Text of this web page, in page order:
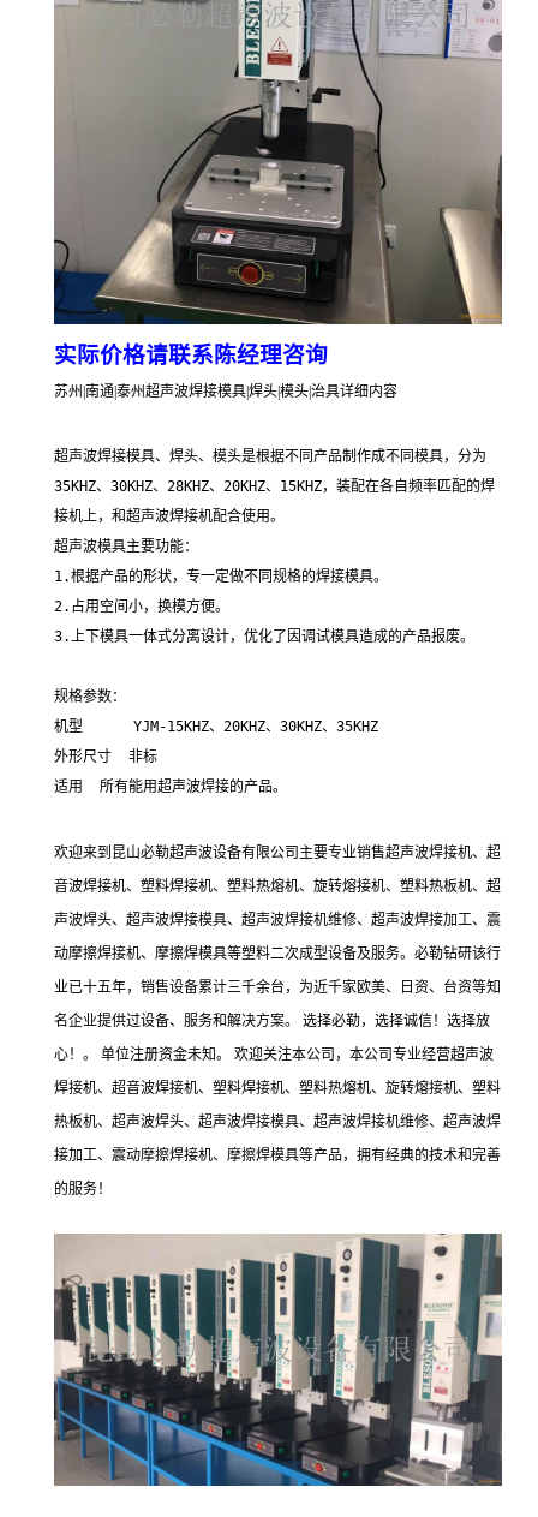
实际价格请联系陈经理咨询
苏州|南通|泰州超声波焊接模具|焊头|模头|治具详细内容
超声波焊接模具、焊头、模头是根据不同产品制作成不同模具，分为
35KHZ、30KHZ、28KHZ、20KHZ、15KHZ，装配在各自频率匹配的焊
接机上，和超声波焊接机配合使用。
超声波模具主要功能：
1.根据产品的形状，专一定做不同规格的焊接模具。
2.占用空间小，换模方便。
3.上下模具一体式分离设计，优化了因调试模具造成的产品报废。
规格参数：
机型      YJM-15KHZ、20KHZ、30KHZ、35KHZ
外形尺寸  非标
适用  所有能用超声波焊接的产品。
欢迎来到昆山必勒超声波设备有限公司主要专业销售超声波焊接机、超
音波焊接机、塑料焊接机、塑料热熔机、旋转熔接机、塑料热板机、超
声波焊头、超声波焊接模具、超声波焊接机维修、超声波焊接加工、震
动摩擦焊接机、摩擦焊模具等塑料二次成型设备及服务。必勒钻研该行
业已十五年，销售设备累计三千余台，为近千家欧美、日资、台资等知
名企业提供过设备、服务和解决方案。 选择必勒，选择诚信！选择放
心！。 单位注册资金未知。 欢迎关注本公司，本公司专业经营超声波
焊接机、超音波焊接机、塑料焊接机、塑料热熔机、旋转熔接机、塑料
热板机、超声波焊头、超声波焊接模具、超声波焊接机维修、超声波焊
接加工、震动摩擦焊接机、摩擦焊模具等产品，拥有经典的技术和完善
的服务！